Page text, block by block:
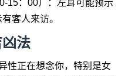
15：00）：左耳可能预示
客人来访。
法
性正在想念你，特别是女